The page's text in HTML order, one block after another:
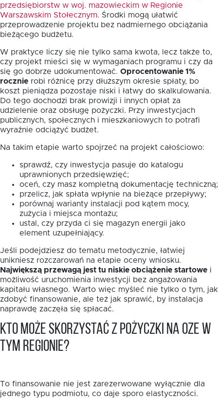
przedsiębiorstw w woj. mazowieckim w Regionie
Warszawskim Stołecznym. Środki mogą ułatwić
przeprowadzenie projektu bez nadmiernego obciążania
bieżącego budżetu.
W praktyce liczy się nie tylko sama kwota, lecz także to,
czy projekt mieści się w wymaganiach programu i czy da
się go dobrze udokumentować. Oprocentowanie 1%
rocznie robi różnicę przy dłuższym okresie spłaty, bo
koszt pieniądza pozostaje niski i łatwy do skalkulowania.
Do tego dochodzi brak prowizji i innych opłat za
udzielenie oraz obsługę pożyczki. Przy inwestycjach
publicznych, społecznych i mieszkaniowych to potrafi
wyraźnie odciążyć budżet.
Na takim etapie warto spojrzeć na projekt całościowo:
sprawdź, czy inwestycja pasuje do katalogu
uprawnionych przedsięwzięć;
oceń, czy masz kompletną dokumentację techniczną;
przelicz, jak spłata wpłynie na bieżące przepływy;
porównaj warianty instalacji pod kątem mocy,
zużycia i miejsca montażu;
ustal, czy przyda ci się magazyn energii jako
element uzupełniający.
Jeśli podejdziesz do tematu metodycznie, łatwiej
unikniesz rozczarowań na etapie oceny wniosku.
Największą przewagą jest tu niskie obciążenie startowe i
możliwość uruchomienia inwestycji bez angażowania
kapitału własnego. Warto więc myśleć nie tylko o tym, jak
zdobyć finansowanie, ale też jak sprawić, by instalacja
naprawdę zaczęła się spłacać.
Kto może skorzystać z pożyczki na OZE w
tym regionie?
To finansowanie nie jest zarezerwowane wyłącznie dla
jednego typu podmiotu, co daje sporo elastyczności.